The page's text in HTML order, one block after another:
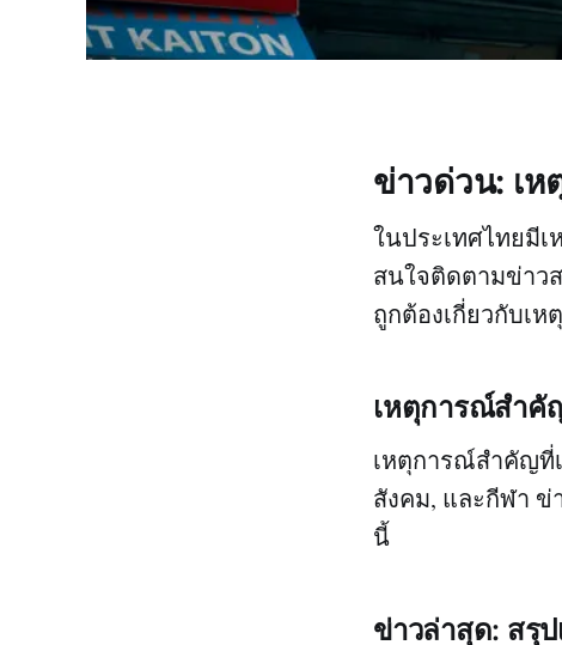
ข่าวด่วน: เห
ในประเทศไทยมี
สนใจติดตามข่าว
ถูกต้องเกี่ยวกับเ
เหตุการณ์สำคั
เหตุการณ์สำคัญที่
สังคม, และกีฬา
นี้
ข่าวล่าสุด: สรุ